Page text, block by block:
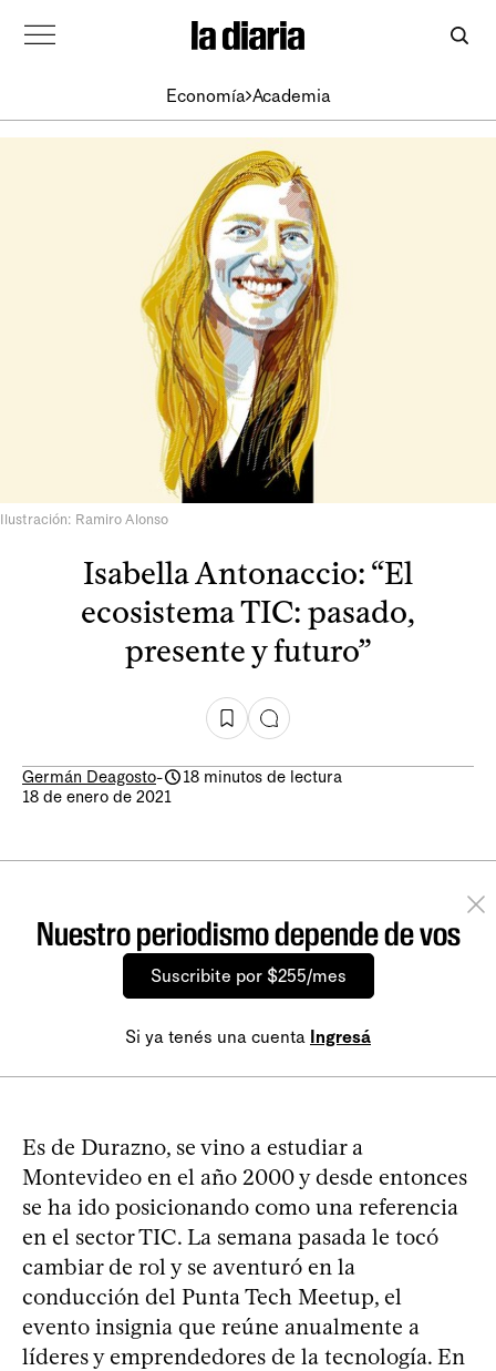
Economía Academia
Ilustración: Ramiro Alonso
Isabella Antonaccio: “El
ecosistema TIC: pasado,
presente y futuro”
Germán Deagosto-
18 minutos de lectura
18 de enero de 2021
Nuestro periodismo depende de vos
Suscribite por $255/mes
Si ya tenés una cuenta Ingresá
Es de Durazno, se vino a estudiar a
Montevideo en el año 2000 y desde entonces
se ha ido posicionando como una referencia
en el sector TIC. La semana pasada le tocó
cambiar de rol y se aventuró en la
conducción del Punta Tech Meetup, el
evento insignia que reúne anualmente a
líderes y emprendedores de la tecnología. En